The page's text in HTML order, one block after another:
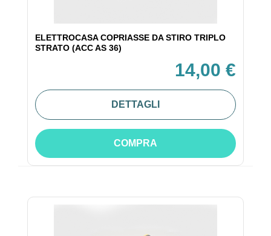
ELETTROCASA COPRIASSE DA STIRO TRIPLO
STRATO (ACC AS 36)
14,00 €
DETTAGLI
COMPRA